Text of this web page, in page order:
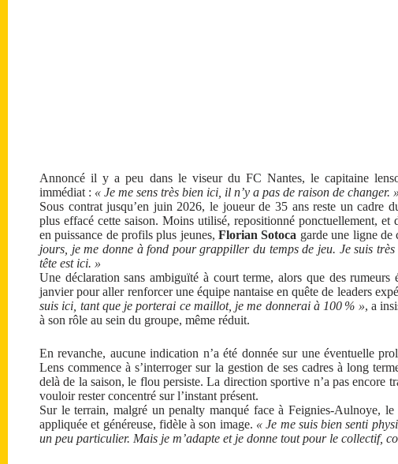
Annoncé il y a peu dans le viseur du FC Nantes, le capitaine
immédiat : « Je me sens très bien ici, il n’y a pas de raison de changer. »
Sous contrat jusqu’en juin 2026, le joueur de 35 ans reste un cadre
plus effacé cette saison. Moins utilisé, repositionné ponctuellement, et
en puissance de profils plus jeunes,Florian Sotoca garde une ligne de
jours, je me donne à fond pour grappiller du temps de jeu. Je suis
tête est ici. »
Une déclaration sans ambiguïté à court terme, alors que des rumeurs
janvier pour aller renforcer une équipe nantaise en quête de leaders
suis ici, tant que je porterai ce maillot, je me donnerai à 100 % », a
à son rôle au sein du groupe, même réduit.
En revanche, aucune indication n’a été donnée sur une éventuelle
Lens commence à s’interroger sur la gestion de ses cadres à long
delà de la saison, le flou persiste. La direction sportive n’a pas encore
vouloir rester concentré sur l’instant présent.
Sur le terrain, malgré un penalty manqué face à Feignies-Aulnoye,
appliquée et généreuse, fidèle à son image. « Je me suis bien senti
un peu particulier. Mais je m’adapte et je donne tout pour le collectif,